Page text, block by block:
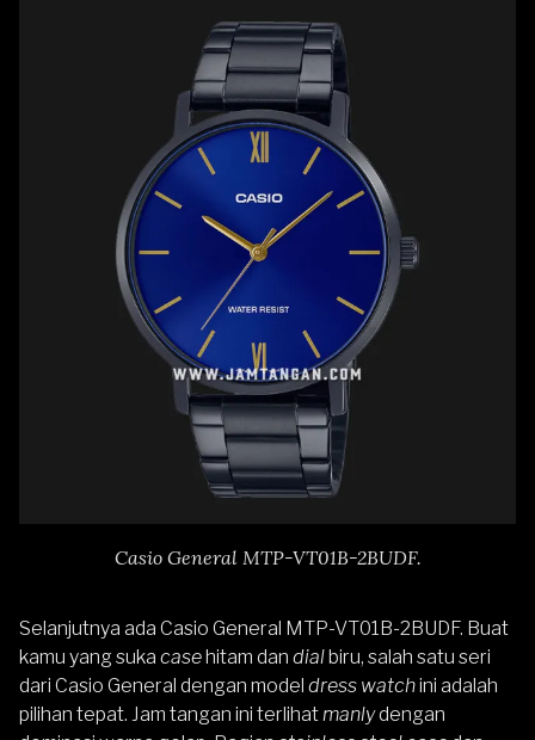
Casio General MTP-VT01B-2BUDF.
Selanjutnya ada Casio General MTP-VT01B-2BUDF. Buat
kamu yang suka casehitam dan dialbiru, salah satu seri
dari Casio General dengan model dress watchini adalah
pilihan tepat. Jam tangan ini terlihatmanlydengan